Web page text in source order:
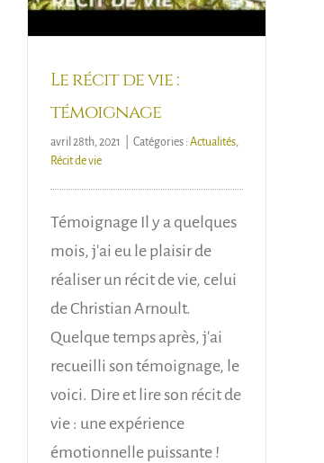
Le récit de vie :
témoignage
avril 28th, 2021 Catégories : Actualités,
Récit de vie
Témoignage Il y a quelques
mois, j'ai eu le plaisir de
réaliser un récit de vie, celui
de Christian Arnoult.
Quelque temps après, j'ai
recueilli son témoignage, le
voici. Dire et lire son récit de
vie : une expérience
émotionnelle puissante !